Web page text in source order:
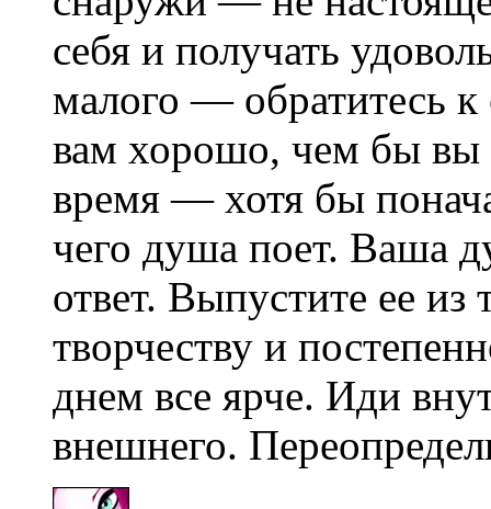
себя и получать
малого — обратитесь к
вам хорошо, чем бы вы
время — хотя бы
чего душа поет. Ваша
ответ. Выпустите ее
творчеству и
днем все ярче. Иди
внешнего.